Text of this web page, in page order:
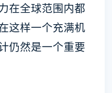
在全球范围内都
这样一个充满机
仍然是一个重要